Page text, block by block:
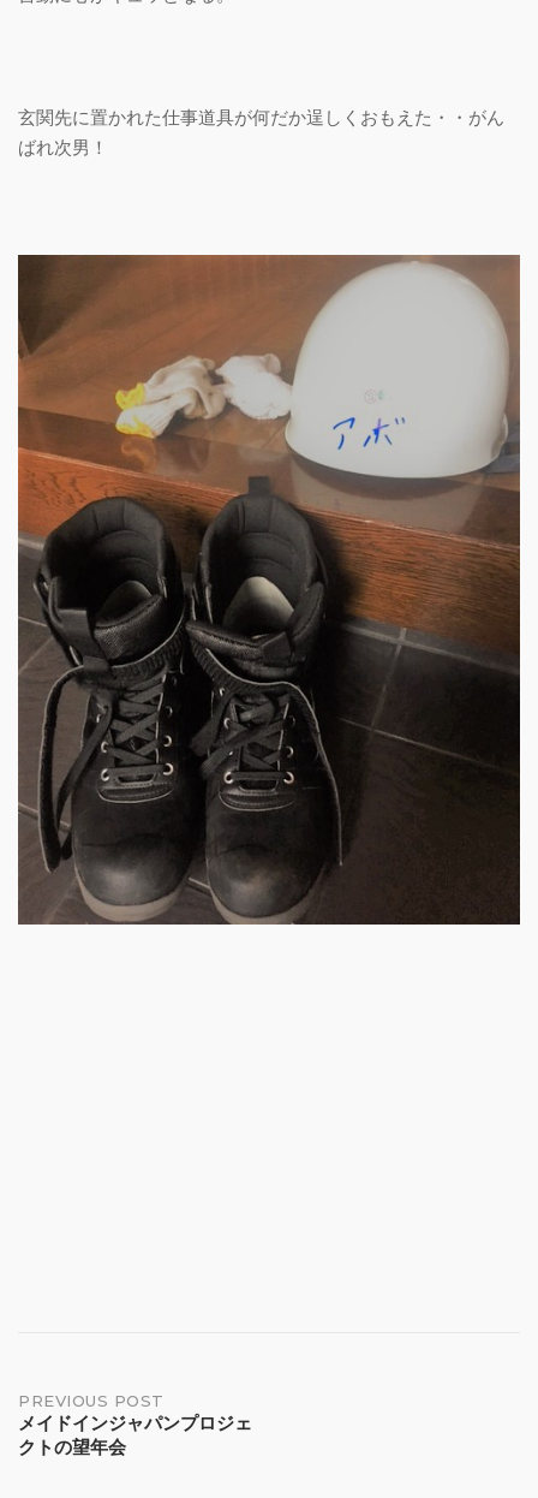
玄関先に置かれた仕事道具が何だか逞しくおもえた・・がん
ばれ次男！
Post
navigation
PREVIOUS POST
メイドインジャパンプロジェ
クトの望年会